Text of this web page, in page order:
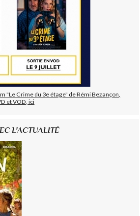
"Le Crime du 3e étage" de Rémi Bezançon,
et VOD, ici
L'ACTUALITÉ